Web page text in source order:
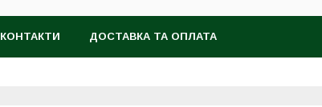
КОНТАКТИ ДОСТАВКА ТА ОПЛАТА